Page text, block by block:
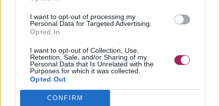
I want to opt-out of processing my
Personal Data for Targeted Advertising.
Opted In
I want to opt-out of Collection, Use,
Retention, Sale, and/or Sharing of my
Personal Data that Is Unrelated with the
Purposes for which it was collected.
Opted Out
CONFIRM